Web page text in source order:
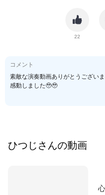
22
コメント
素敵な演奏動画ありがとうござい
感動しました🥹🥹
ひつじ さんの動画